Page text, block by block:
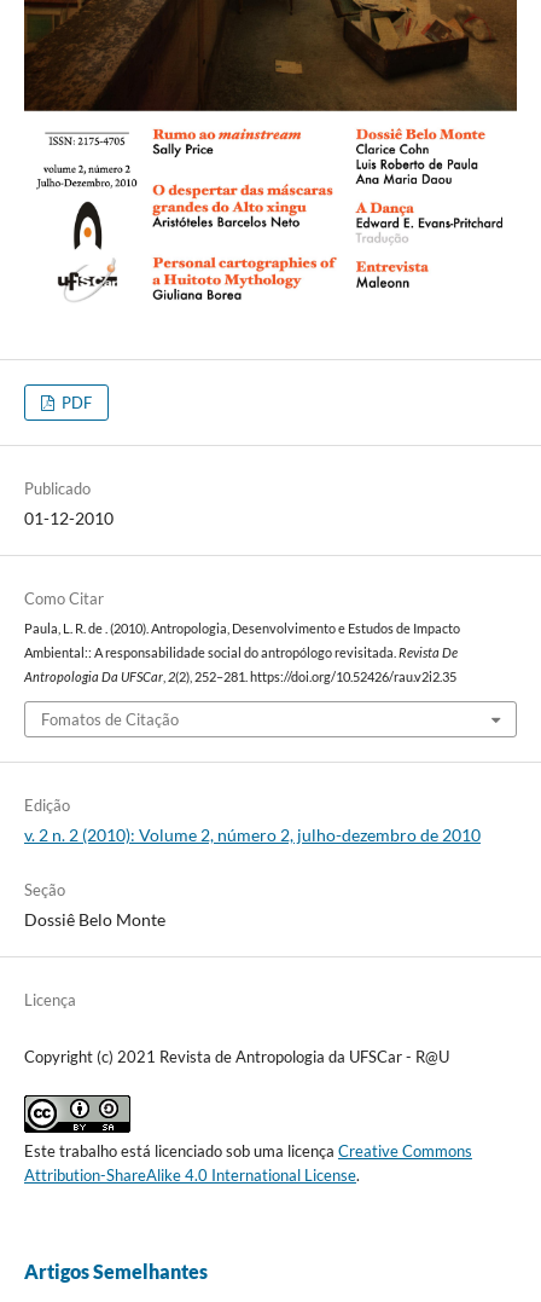
PDF
Publicado
01-12-2010
Como Citar
Paula, L. R. de . (2010). Antropologia, Desenvolvimento e Estudos de Impacto
Ambiental:: A responsabilidade social do antropólogo revisitada. Revista De
Antropologia Da UFSCar, 2(2), 252–281. https://doi.org/10.52426/rau.v2i2.35
Fomatos de Citação
Edição
v. 2 n. 2 (2010): Volume 2, número 2, julho-dezembro de 2010
Seção
Dossiê Belo Monte
Licença
Copyright (c) 2021 Revista de Antropologia da UFSCar - R@U
Este trabalho está licenciado sob uma licença Creative Commons
Attribution-ShareAlike 4.0 International License.
Artigos Semelhantes